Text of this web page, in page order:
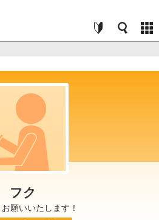
フク
願いいたします！